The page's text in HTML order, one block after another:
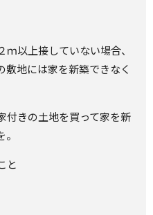
以上接していない場合、
敷地には家を新築できなく
付きの土地を買って家を新
と